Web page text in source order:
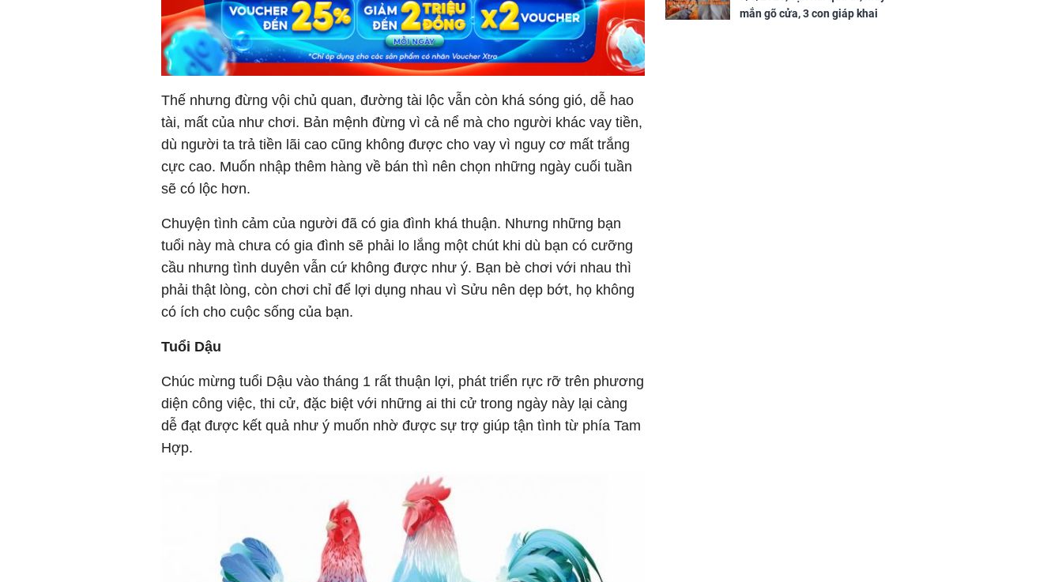
Thế nhưng đừng vội chủ quan, đường tài lộc vẫn còn khá sóng gió, dễ hao
tài, mất của như chơi. Bản mệnh đừng vì cả nể mà cho người khác vay tiền,
dù người ta trả tiền lãi cao cũng không được cho vay vì nguy cơ mất trắng
cực cao. Muốn nhập thêm hàng về bán thì nên chọn những ngày cuối tuần
sẽ có lộc hơn.
Chuyện tình cảm của người đã có gia đình khá thuận. Nhưng những bạn
tuổi này mà chưa có gia đình sẽ phải lo lắng một chút khi dù bạn có cưỡng
cầu nhưng tình duyên vẫn cứ không được như ý. Bạn bè chơi với nhau thì
phải thật lòng, còn chơi chỉ để lợi dụng nhau vì Sửu nên dẹp bớt, họ không
có ích cho cuộc sống của bạn.
Tuổi Dậu
Chúc mừng tuổi Dậu vào tháng 1 rất thuận lợi, phát triển rực rỡ trên phương
diện công việc, thi cử, đặc biệt với những ai thi cử trong ngày này lại càng
dễ đạt được kết quả như ý muốn nhờ được sự trợ giúp tận tình từ phía Tam
Hợp.
mắn gõ cửa, 3 con giáp khai